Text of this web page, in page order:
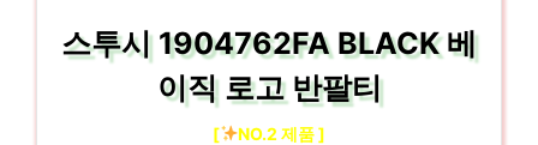
스투시 1904762FA BLACK 베
이직 로고 반팔티
[ NO.2 제품 ]